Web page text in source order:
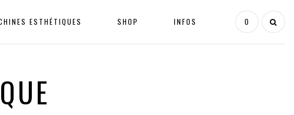
ESTHÉTIQUES SHOP INFOS 0